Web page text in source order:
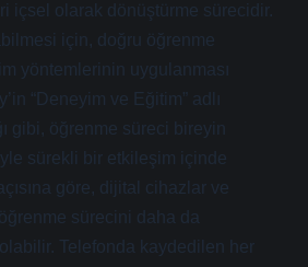
içsel olarak dönüştürme sürecidir.
için, doğru öğrenme
yöntemlerinin uygulanması
“Deneyim ve Eğitim” adlı
gibi, öğrenme süreci bireyin
sürekli bir etkileşim içinde
göre, dijital cihazlar ve
sürecini daha da
Telefonda kaydedilen her